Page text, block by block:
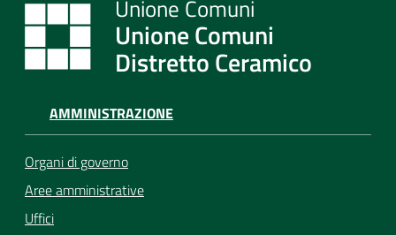
Unione Comuni
Distretto Ceramico
AMMINISTRAZIONE
Organi di governo
Aree amministrative
Uffici